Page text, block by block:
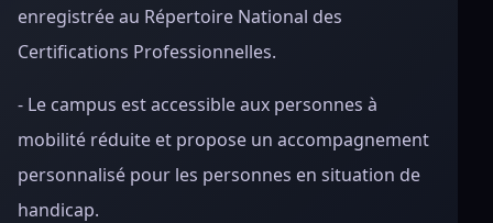
enregistrée au Répertoire National des
Certifications Professionnelles.
- Le campus est accessible aux personnes à
mobilité réduite et propose un accompagnement
personnalisé pour les personnes en situation de
handicap.